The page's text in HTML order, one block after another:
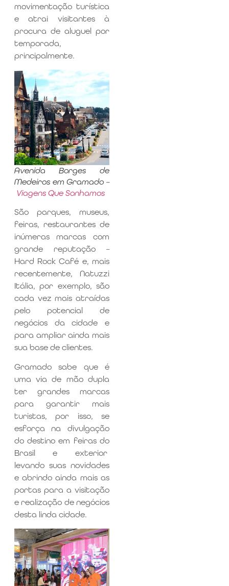
movimentação turística
e atrai visitantes à
procura de aluguel por
temporada,
principalmente.
Avenida Borges de
Medeiros em Gramado –
Viagens Que Sonhamos
São parques, museus,
feiras, restaurantes de
inúmeras marcas com
grande reputação –
Hard Rock Café e, mais
recentemente, Natuzzi
Itália, por exemplo, são
cada vez mais atraídas
pelo potencial de
negócios da cidade e
para ampliar ainda mais
sua base de clientes.
Gramado sabe que é
uma via de mão dupla
ter grandes marcas
para garantir mais
turistas, por isso, se
esforça na divulgação
do destino em feiras do
Brasil e exterior
levando suas novidades
e abrindo ainda mais as
portas para a visitação
e realização de negócios
desta linda cidade.